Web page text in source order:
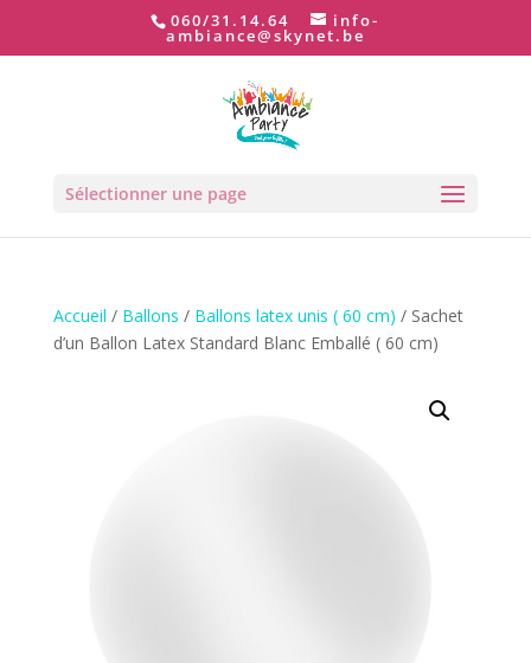
060/31.14.64 info-
ambiance@skynet.be
Sélectionner une page
Accueil / Ballons / Ballons latex unis ( 60 cm) / Sachet
d’un Ballon Latex Standard Blanc Emballé ( 60 cm)